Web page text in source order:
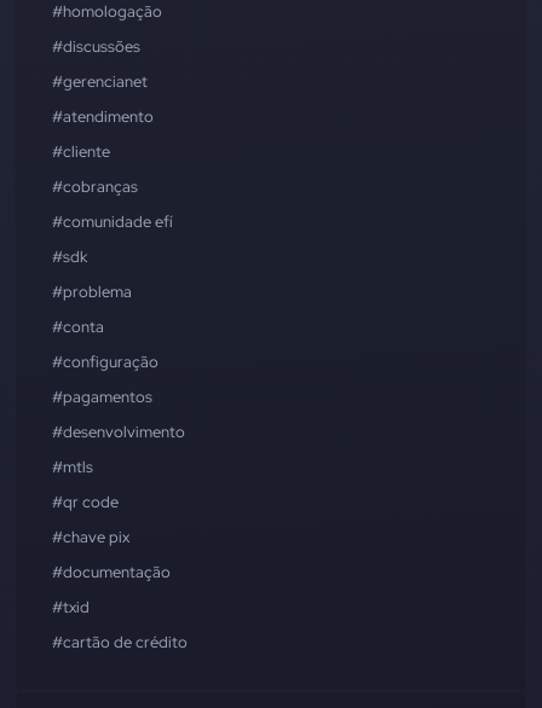
#homologação
#discussões
#gerencianet
#atendimento
#cliente
#cobranças
#comunidade efí
#sdk
#problema
#conta
#configuração
#pagamentos
#desenvolvimento
#mtls
#qr code
#chave pix
#documentação
#txid
#cartão de crédito